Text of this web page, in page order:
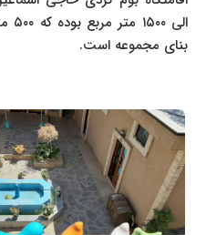
بنای مجموعه است.